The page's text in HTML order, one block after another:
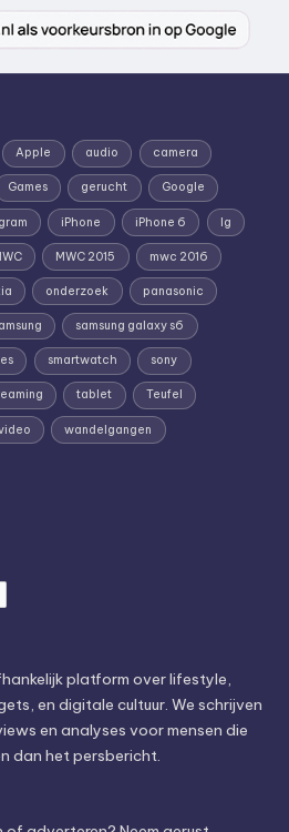
Apple audio camera
Games gerucht Google
iPhone iPhone 6 lg
MWC 2015 mwc 2016
onderzoek panasonic
samsung galaxy s6
smartwatch sony
tablet Teufel
wandelgangen
platform over lifestyle,
en digitale cultuur. We schrijven
en analyses voor mensen die
dan het persbericht.